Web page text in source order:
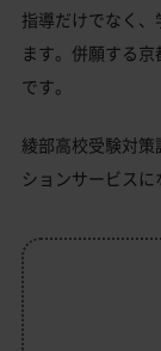
指導だけでなく
ます。併願する
です。
綾部高校受験対
ションサービスに